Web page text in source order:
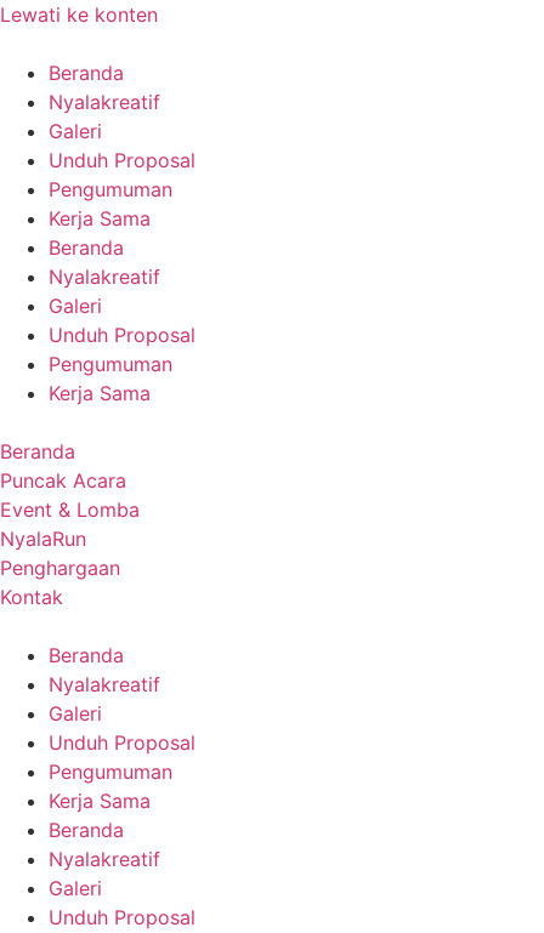
Lewati ke konten
Beranda
Nyalakreatif
Galeri
Unduh Proposal
Pengumuman
Kerja Sama
Beranda
Nyalakreatif
Galeri
Unduh Proposal
Pengumuman
Kerja Sama
Beranda
Puncak Acara
Event & Lomba
NyalaRun
Penghargaan
Kontak
Beranda
Nyalakreatif
Galeri
Unduh Proposal
Pengumuman
Kerja Sama
Beranda
Nyalakreatif
Galeri
Unduh Proposal